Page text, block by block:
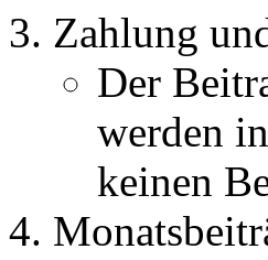
Zahlung
Der
werden
keinen